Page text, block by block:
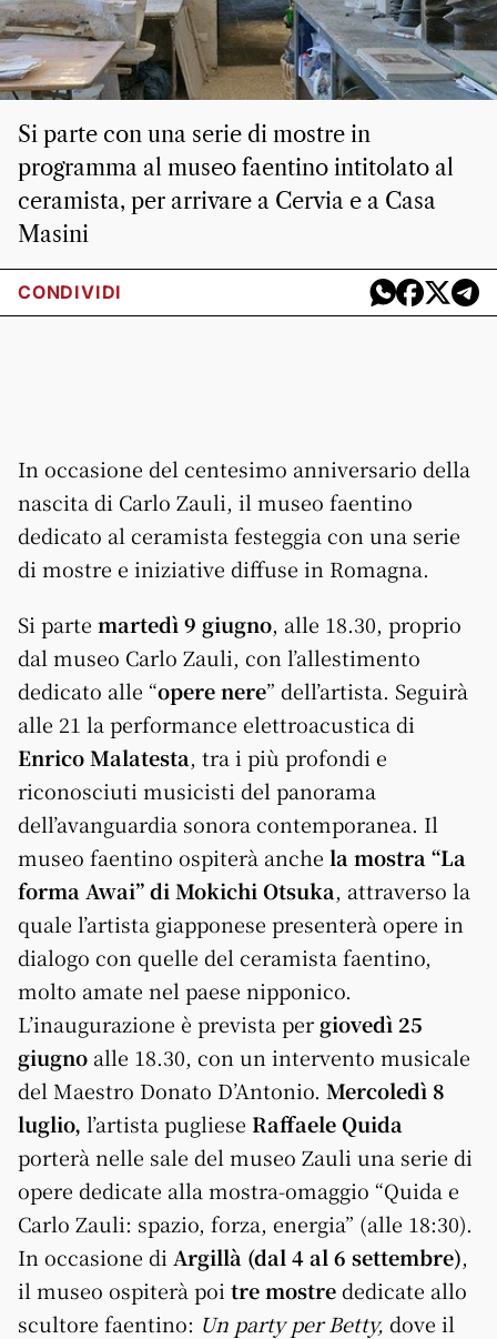
Si parte con una serie di mostre in
programma al museo faentino intitolato al
ceramista, per arrivare a Cervia e a Casa
Masini
CONDIVIDI
In occasione del centesimo anniversario della
nascita di Carlo Zauli, il museo faentino
dedicato al ceramista festeggia con una serie
di mostre e iniziative diffuse in Romagna.
Si parte martedì 9 giugno, alle 18.30, proprio
dal museo Carlo Zauli, con l’allestimento
dedicato alle “opere nere” dell’artista. Seguirà
alle 21 la performance elettroacustica di
Enrico Malatesta, tra i più profondi e
riconosciuti musicisti del panorama
dell’avanguardia sonora contemporanea. Il
museo faentino ospiterà anche la mostra “La
forma Awai” di Mokichi Otsuka, attraverso la
quale l’artista giapponese presenterà opere in
dialogo con quelle del ceramista faentino,
molto amate nel paese nipponico.
L’inaugurazione è prevista pergiovedì 25
giugno alle 18.30, con un intervento musicale
del Maestro Donato D’Antonio. Mercoledì 8
luglio, l’artista pugliese Raffaele Quida
porterà nelle sale del museo Zauli una serie di
opere dedicate alla mostra-omaggio “Quida e
Carlo Zauli: spazio, forza, energia” (alle 18:30).
In occasione di Argillà (dal 4 al 6 settembre),
il museo ospiterà poi tre mostrededicate allo
scultore faentino: Un party per Betty, dove il